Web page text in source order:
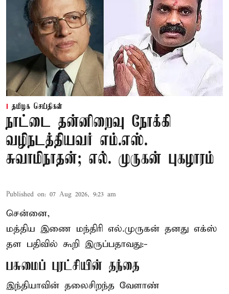
தமிழக செய்திகள்
நாட்டை தன்னிறைவு நோக்கி
வழிநடத்தியவர் எம்.எஸ்.
சுவாமிநாதன்; எல். முருகன் புகழாரம்
Published on: 07 Aug 2026, 9:23 am
சென்னை,
மத்திய இணை மந்திரி எல்.முருகன் தனது எக்ஸ்
தள பதிவில் கூறி இருப்பதாவது:-
பசுமைப் புரட்சியின் தந்தை
இந்தியாவின் தலைசிறந்த வேளாண்